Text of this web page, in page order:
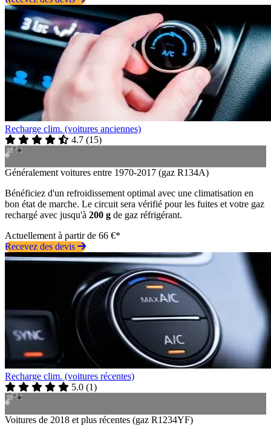
Recharge clim. (voitures anciennes)
4.7 (15)
Généralement voitures entre 1970-2017 (gaz R134A)
Bénéficiez d'un refroidissement optimal avec une climatisation en
bon état de marche. Le circuit sera vérifié pour les fuites et votre gaz
rechargé avec jusqu'à 200 g de gaz réfrigérant.
Actuellement à partir de 66 €*
Recevez des devis
Recharge clim. (voitures récentes)
5.0 (1)
Voitures de 2018 et plus récentes (gaz R1234YF)